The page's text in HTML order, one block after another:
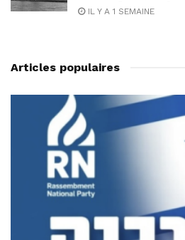
IL Y A 1 SEMAINE
Articles populaires